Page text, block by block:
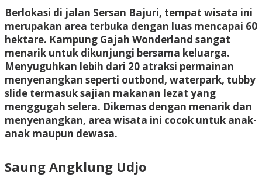
Berlokasi di jalan Sersan Bajuri, tempat wisata ini
merupakan area terbuka dengan luas mencapai 60
hektare. Kampung Gajah Wonderland sangat
menarik untuk dikunjungi bersama keluarga.
Menyuguhkan lebih dari 20 atraksi permainan
menyenangkan seperti outbond, waterpark, tubby
slide termasuk sajian makanan lezat yang
menggugah selera. Dikemas dengan menarik dan
menyenangkan, area wisata ini cocok untuk anak-
anak maupun dewasa.
Saung Angklung Udjo